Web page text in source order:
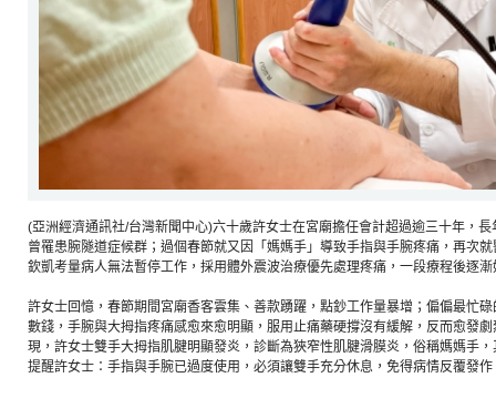
(亞洲經濟通訊社/台灣新聞中心)六十歲許女士在宮廟擔任會計超過逾三十年，
曾罹患腕隧道症候群；過個春節就又因「媽媽手」導致手指與手腕疼痛，再次
欽凱考量病人無法暫停工作，採用體外震波治療優先處理疼痛，一段療程後逐漸
許女士回憶，春節期間宮廟香客雲集、善款踴躍，點鈔工作量暴增；偏偏最忙
數錢，手腕與大拇指疼痛感愈來愈明顯，服用止痛藥硬撐沒有緩解，反而愈發
現，許女士雙手大拇指肌腱明顯發炎，診斷為狹窄性肌腱滑膜炎，俗稱媽媽手
提醒許女士：手指與手腕已過度使用，必須讓雙手充分休息，免得病情反覆發作